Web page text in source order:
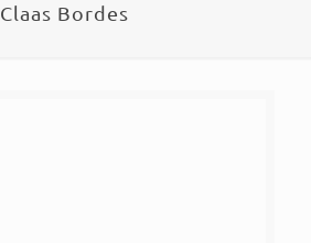
Claas Bordes